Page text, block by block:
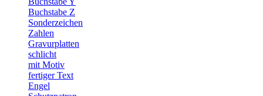
Buchstabe Z
Sonderzeichen
Zahlen
Gravurplatten
schlicht
mit Motiv
fertiger Text
Engel